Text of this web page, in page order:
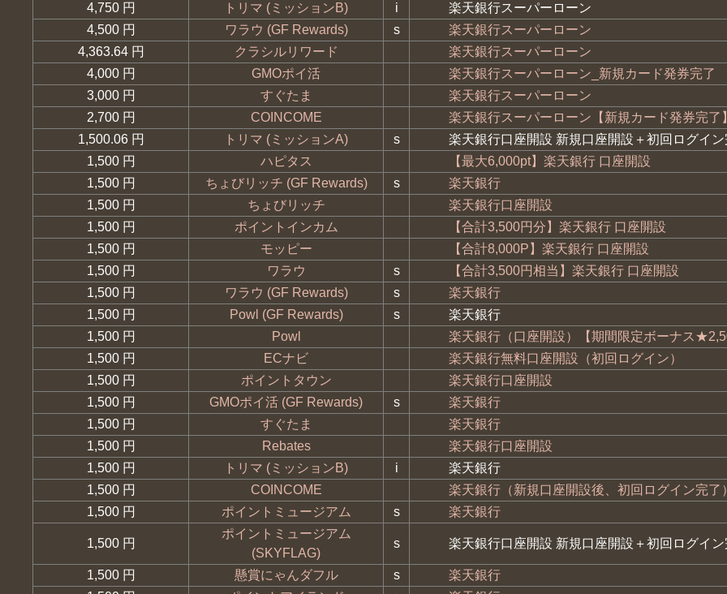
4,750 円
トリマ (ミッションB) i
楽天銀行スーパーローン
4,500 円
ワラウ (GF Rewards) s
楽天銀行スーパーローン
4,363.64 円
クラシルリワード
楽天銀行スーパーローン
4,000 円
GMOポイ活
楽天銀行スーパーローン_新規カード発券完了
3,000 円
すぐたま
楽天銀行スーパーローン
2,700 円
COINCOME
楽天銀行スーパーローン【新規カード発券完了】
1,500.06 円
トリマ (ミッションA) s
楽天銀行口座開設 新規口座開設＋初回ログイン
1,500 円
ハピタス
【最大6,000pt】楽天銀行 口座開設
1,500 円
ちょびリッチ (GF Rewards) s
楽天銀行
1,500 円
ちょびリッチ
楽天銀行口座開設
1,500 円
ポイントインカム
【合計3,500円分】楽天銀行 口座開設
1,500 円
モッピー
【合計8,000P】楽天銀行 口座開設
1,500 円
ワラウ s
【合計3,500円相当】楽天銀行 口座開設
1,500 円
ワラウ (GF Rewards) s
楽天銀行
1,500 円
Powl (GF Rewards) s
楽天銀行
1,500 円
Powl
楽天銀行（口座開設）【期間限定ボーナス
1,500 円
ECナビ
楽天銀行無料口座開設（初回ログイン）
1,500 円
ポイントタウン
楽天銀行口座開設
1,500 円
GMOポイ活 (GF Rewards) s
楽天銀行
1,500 円
すぐたま
楽天銀行
1,500 円
Rebates
楽天銀行口座開設
1,500 円
トリマ (ミッションB) i
楽天銀行
1,500 円
COINCOME
楽天銀行（新規口座開設後、初回ログイン完了）
1,500 円
ポイントミュージアム s 楽天銀行
1,500 円
ポイントミュージアム
(SKYFLAG)
s 楽天銀行口座開設 新規口座開設＋初回ログイン
1,500 円 懸賞にゃんダフル s
楽天銀行